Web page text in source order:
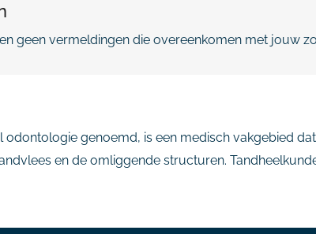
geen vermeldingen die overeenkomen met jouw
odontologie genoemd, is een medisch vakgebied
en de omliggende structuren.